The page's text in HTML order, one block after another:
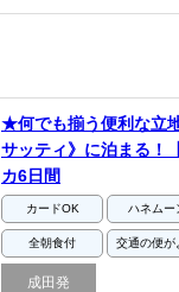
★何でも揃う便利な立
サッティ》に泊まる！
カ6日間
カードOK ハネムー
全朝食付 交通の便が
成田発